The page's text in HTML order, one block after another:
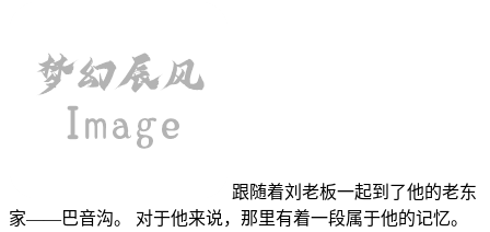
跟随着刘老板一起到了他的老东
家——巴音沟。 对于他来说，那里有着一段属于他的记忆。